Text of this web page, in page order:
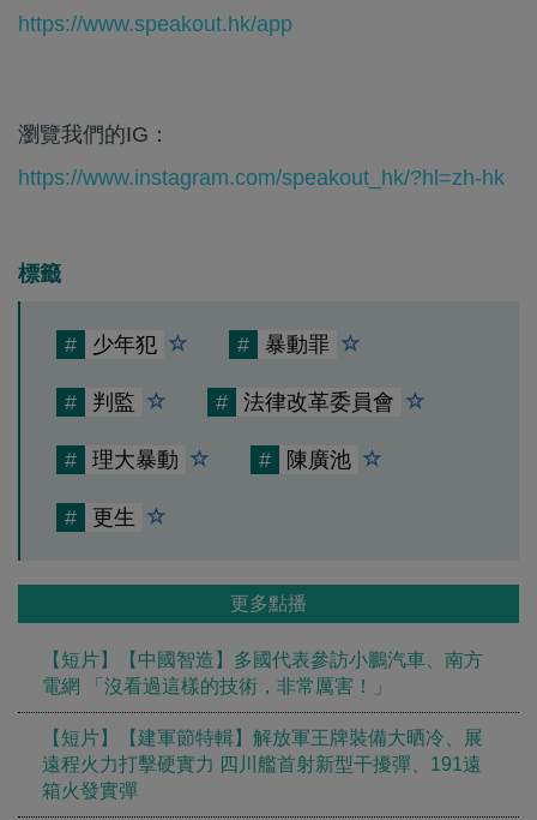
https://www.speakout.hk/app
瀏覽我們的IG：
https://www.instagram.com/speakout_hk/?hl=zh-hk
標籤
# 少年犯 # 暴動罪
# 判監 # 法律改革委員會
# 理大暴動 # 陳廣池
# 更生
更多點播
【短片】【中國智造】多國代表參訪小鵬汽車、南方
電網 「沒看過這樣的技術，非常厲害！」
【短片】【建軍節特輯】解放軍王牌裝備大晒冷、展
遠程火力打擊硬實力 四川艦首射新型干擾彈、191遠
箱火發實彈